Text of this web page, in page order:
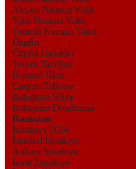
Akşam Namazı Vakti
Yatsı Namazı Vakti
Teravih Namazı Vakti
Özgün
Özgün Haberler
Yemek Tarifleri
Hotmail Giriş
Çarpım Tablosu
Instagram Silme
Instagram Dondurma
Ramazan
İmsakiye 2024
İstanbul İmsakiye
Ankara İmsakiye
İzmir İmsakiye